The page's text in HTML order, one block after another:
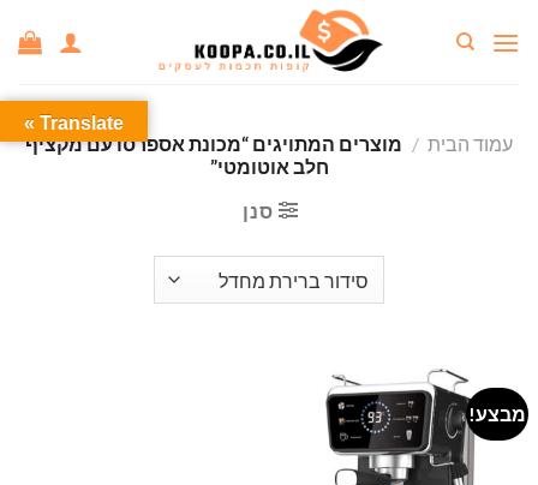
עמוד הבית / מוצרים המתויגים “מכונת אספרסו עם מקציף
חלב אוטומטי”
סנן
מבצע!
Translate »